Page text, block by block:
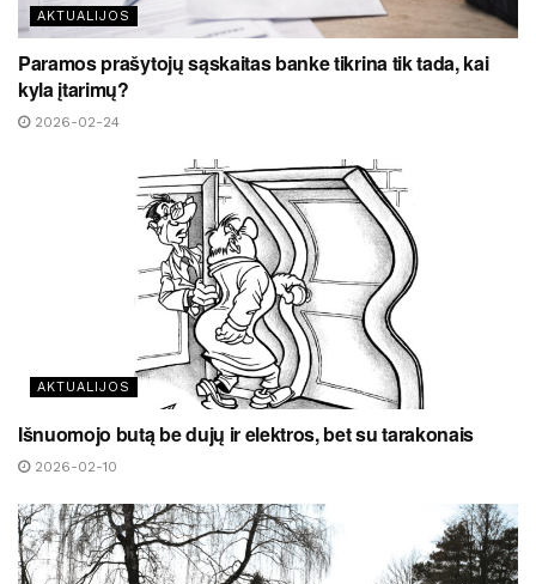
AKTUALIJOS
Paramos prašytojų sąskaitas banke tikrina tik tada, kai
kyla įtarimų?
2026-02-24
AKTUALIJOS
Išnuomojo butą be dujų ir elektros, bet su tarakonais
2026-02-10